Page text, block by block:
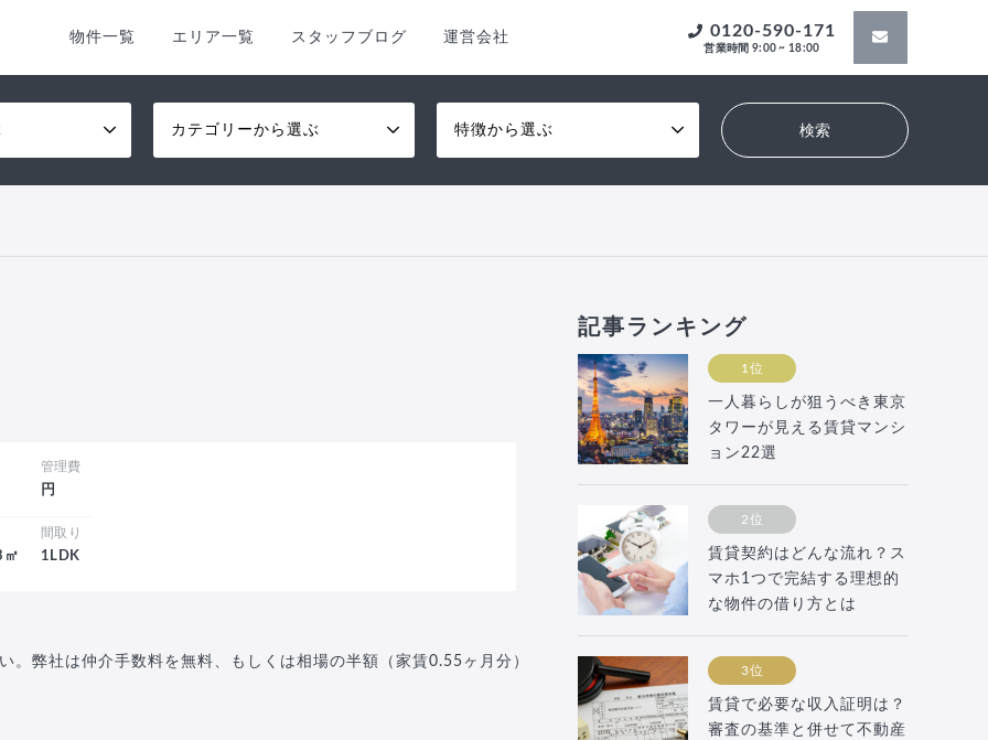
物件一覧 エリア一覧 スタッフブログ 運営会社 0120-590-171
営業時間 9:00 ~ 18:00
カテゴリーから選ぶ 特徴から選ぶ
管理費
円
㎡
間取り
1LDK
。弊社は仲介手数料を無料、もしくは相場の半額（家賃0.55ヶ月分）
記事ランキング
1位
一人暮らしが狙うべき東京
タワーが見える賃貸マンシ
ョン22選
2位
賃貸契約はどんな流れ？ス
マホ1つで完結する理想的
な物件の借り方とは
3位
賃貸で必要な収入証明は？
審査の基準と併せて不動産